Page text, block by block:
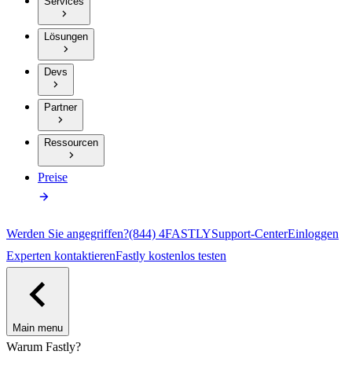
Lösungen
Devs
Partner
Ressourcen
Preise
Werden Sie angegriffen?(844) 4FASTLYSupport-CenterEinloggen
Experten kontaktierenFastly kostenlos testen
Main menu
Warum Fastly?